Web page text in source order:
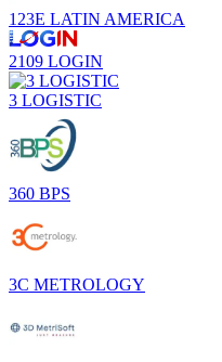
123E LATIN AMERICA
2109 LOGIN
3 LOGISTIC
360 BPS
3C METROLOGY